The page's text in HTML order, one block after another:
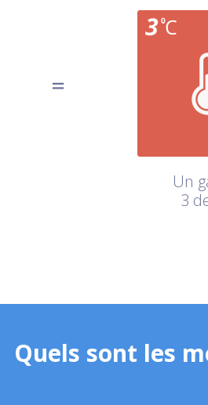
Un
3
Quels sont les